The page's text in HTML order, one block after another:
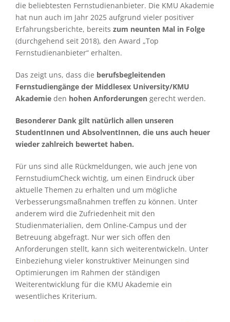
die beliebtesten Fernstudienanbieter. Die KMU Akademie
hat nun auch im Jahr 2025 aufgrund vieler positiver
Erfahrungsberichte, bereits zum neunten Mal in Folge
(durchgehend seit 2018), den Award „Top
Fernstudienanbieter“ erhalten.
Das zeigt uns, dass die berufsbegleitenden
Fernstudiengänge der Middlesex University/KMU
Akademie den hohen Anforderungen gerecht werden.
Besonderer Dank gilt natürlich allen unseren
StudentInnen und AbsolventInnen, die uns auch heuer
wieder zahlreich bewertet haben.
Für uns sind alle Rückmeldungen, wie auch jene von
FernstudiumCheck wichtig, um einen Eindruck über
aktuelle Themen zu erhalten und um mögliche
Verbesserungsmaßnahmen treffen zu können. Unter
anderem wird die Zufriedenheit mit den
Studienmaterialien, dem Online-Campus und der
Betreuung abgefragt. Nur wer sich offen den
Anforderungen stellt, kann sich weiterentwickeln. Unter
Einbeziehung vieler konstruktiver Meinungen sind
Optimierungen im Rahmen der ständigen
Weiterentwicklung für die KMU Akademie ein
wesentliches Kriterium.